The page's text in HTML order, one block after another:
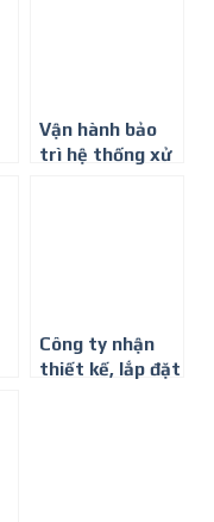
Vận hành bảo
trì hệ thống xử
Công ty nhận
thiết kế, lắp đặt